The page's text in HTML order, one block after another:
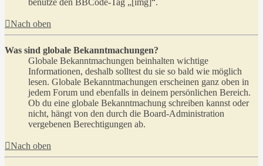
Nach oben
Was sind globale Bekanntmachungen?
Globale Bekanntmachungen beinhalten wichtige
Informationen, deshalb solltest du sie so bald wie möglich
lesen. Globale Bekanntmachungen erscheinen ganz oben in
jedem Forum und ebenfalls in deinem persönlichen Bereich.
Ob du eine globale Bekanntmachung schreiben kannst oder
nicht, hängt von den durch die Board-Administration
vergebenen Berechtigungen ab.
Nach oben